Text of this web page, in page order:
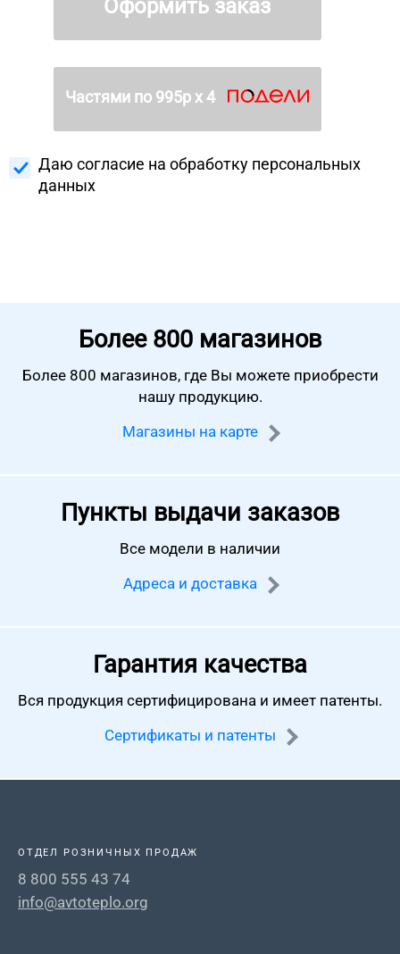
Оформить заказ
Частями по 995р х 4
Даю согласие на обработку персональных
данных
Более 800 магазинов
Более 800 магазинов, где Вы можете приобрести
нашу продукцию.
Магазины на карте
Пункты выдачи заказов
Все модели в наличии
Адреса и доставка
Гарантия качества
Вся продукция сертифицирована и имеет патенты.
Сертификаты и патенты
ОТДЕЛ РОЗНИЧНЫХ ПРОДАЖ
8 800 555 43 74
info@avtoteplo.org